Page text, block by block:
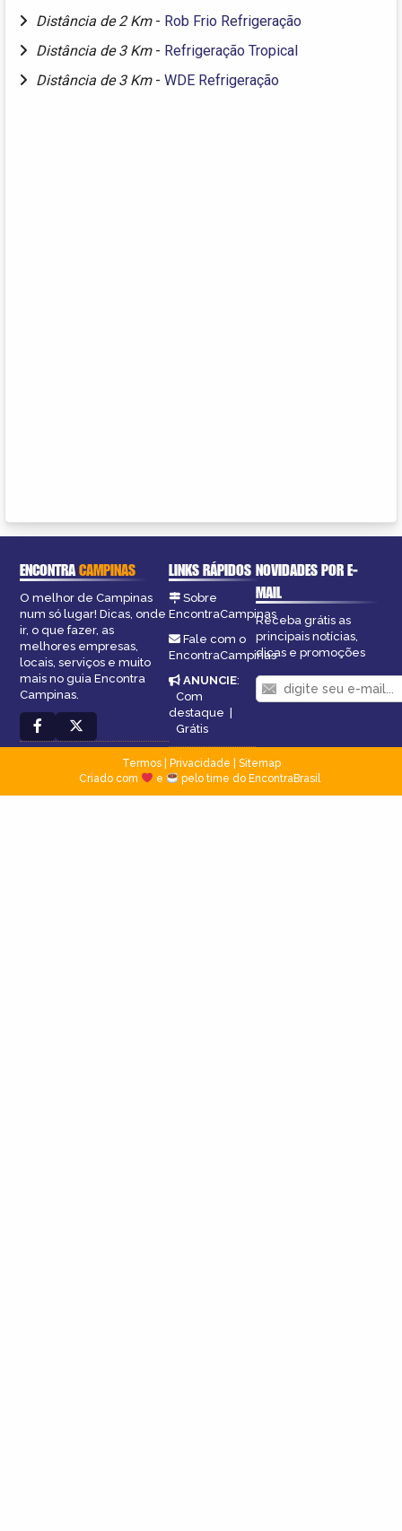
Distância de 2 Km - Rob Frio Refrigeração
Distância de 3 Km - Refrigeração Tropical
Distância de 3 Km - WDE Refrigeração
ENCONTRACAMPINAS
O melhor de Campinas
num só lugar! Dicas, onde
ir, o que fazer, as
melhores empresas,
locais, serviços e muito
mais no guia Encontra
Campinas.
LINKS RÁPIDOS
Sobre
EncontraCampinas
Fale com o
EncontraCampinas
ANUNCIE:
Com
destaque |
Grátis
NOVIDADES POR E-
MAIL
Receba grátis as
principais notícias,
dicas e promoções
Termos| Privacidade
Sitemap
Criado com
e pelo time do EncontraBrasil